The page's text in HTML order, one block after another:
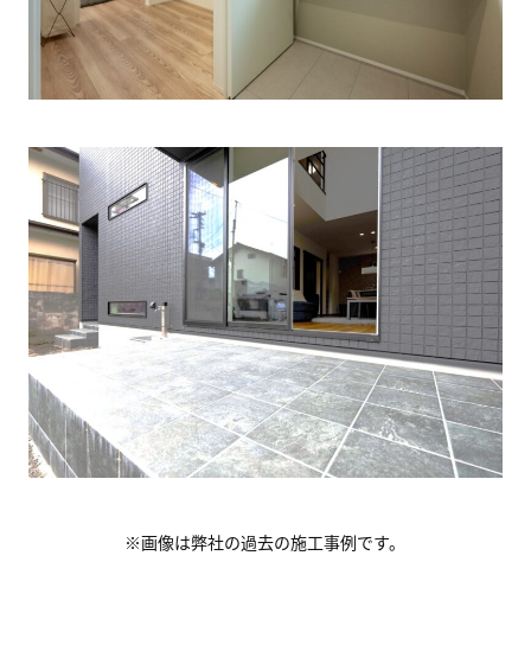
※画像は弊社の過去の施工事例です。